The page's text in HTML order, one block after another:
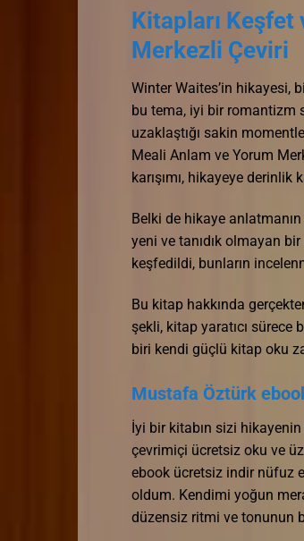
Kitapları Keşfet
Merkezli Çeviri
Winter Waites’in hikayesi,
bu tema, iyi bir romantizm
uzaklaştığı sakin
Meali Anlam ve Yorum
karışımı, hikayeye
Belki de hikaye
yeni ve tanıdık olmayan
keşfedildi, bunların
Bu kitap hakkında
şekli, kitap yaratıcı sürece
biri kendi güçlü kitap oku
Mustafa Öztürk
İyi bir kitabın sizi
çevrimiçi ücretsiz oku ve
ebook ücretsiz indir nüfuz
oldum. Kendimi yoğun
düzensiz ritmi ve tonunun